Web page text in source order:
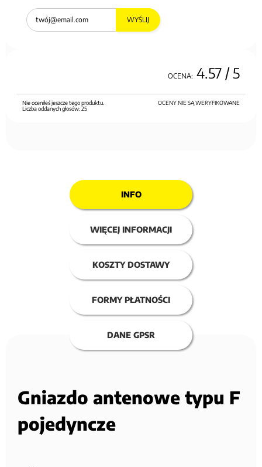
WYŚLIJ
OCENA: 4.57 / 5
OCENY NIE SĄ WERYFIKOWANE
Nie oceniłeś jeszcze tego produktu.
Liczba oddanych głosów:25
INFO
WIĘCEJ INFORMACJI
KOSZTY DOSTAWY
FORMY PŁATNOŚCI
DANE GPSR
Gniazdo antenowe typu F
pojedyncze